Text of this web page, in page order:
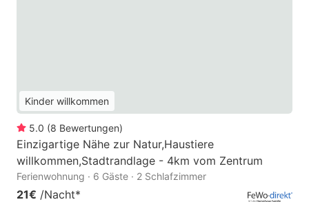
Kinder willkommen
5.0 (8 Bewertungen)
Einzigartige Nähe zur Natur,Haustiere
willkommen,Stadtrandlage - 4km vom Zentrum
Ferienwohnung · 6 Gäste · 2 Schlafzimmer
21€ /Nacht*